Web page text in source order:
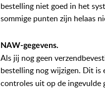
bestelling niet goed in het
sommige punten zijn helaas
NAW-gegevens.
Als jij nog geen
bestelling nog wijzigen. Dit is
controles uit op de ingevulde